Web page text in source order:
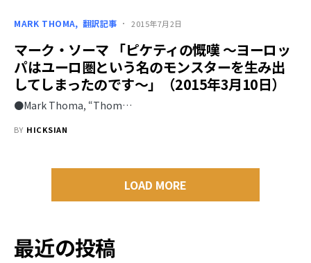
MARK THOMA 翻訳記事 2015年7月2日
マーク・ソーマ 「ピケティの慨嘆 ～ヨーロッ
パはユーロ圏という名のモンスターを生み出
してしまったのです～」（2015年3月10日）
●Mark Thoma, “Thom…
BY HICKSIAN
LOAD MORE
最近の投稿